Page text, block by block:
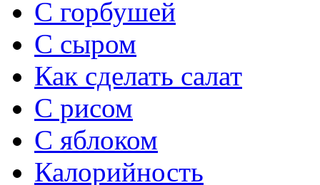
С горбушей
С сыром
Как сделать салат
С рисом
С яблоком
Калорийность